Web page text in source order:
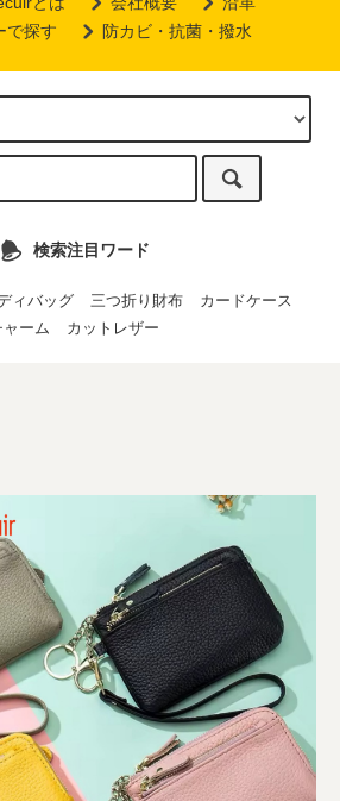
で探す
防カビ・抗菌・撥水
検索注目ワード
ィバッグ 三つ折り財布
カードケース
ャーム
カットレザー